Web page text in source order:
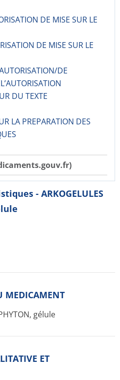
DE MISE SUR LE
DE MISE SUR LE
DE
DU TEXTE
LA PREPARATION DES
- ARKOGELULES
MEDICAMENT
gélule
ET